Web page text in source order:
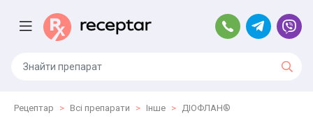
Рецептар Всі препарати Інше ДІОФЛАН®